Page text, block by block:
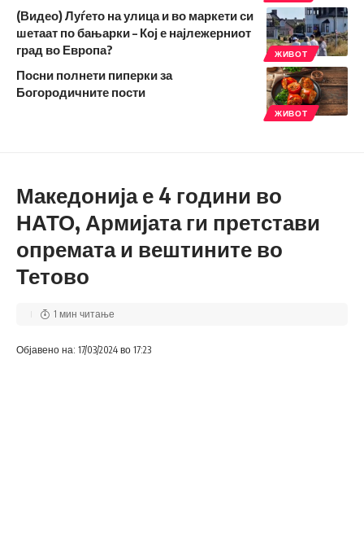
ЖИВОТ
(Видео) Луѓето на улица и во маркети си
шетаат по бањарки – Кој е најлежерниот
град во Европа?
ЖИВОТ
Посни полнети пиперки за
Богородичните пости
Македонија е 4 години во
НАТО, Армијата ги претстави
опремата и вештините во
Тетово
Објавено на: 17/03/2024 во 17:23
1 мин читање